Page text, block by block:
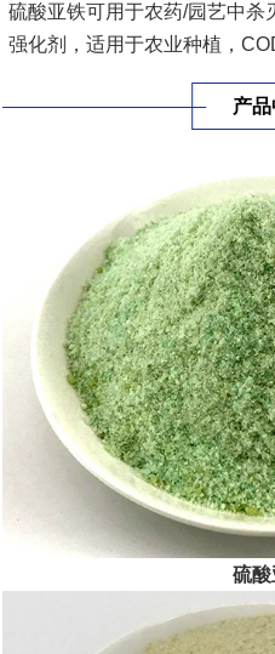
硫酸亚铁可用于农药/园艺中杀
强化剂，适用于农业种植，
进行采购。
公司坚持“以人为本、服务至
[查看详情]
产
硫